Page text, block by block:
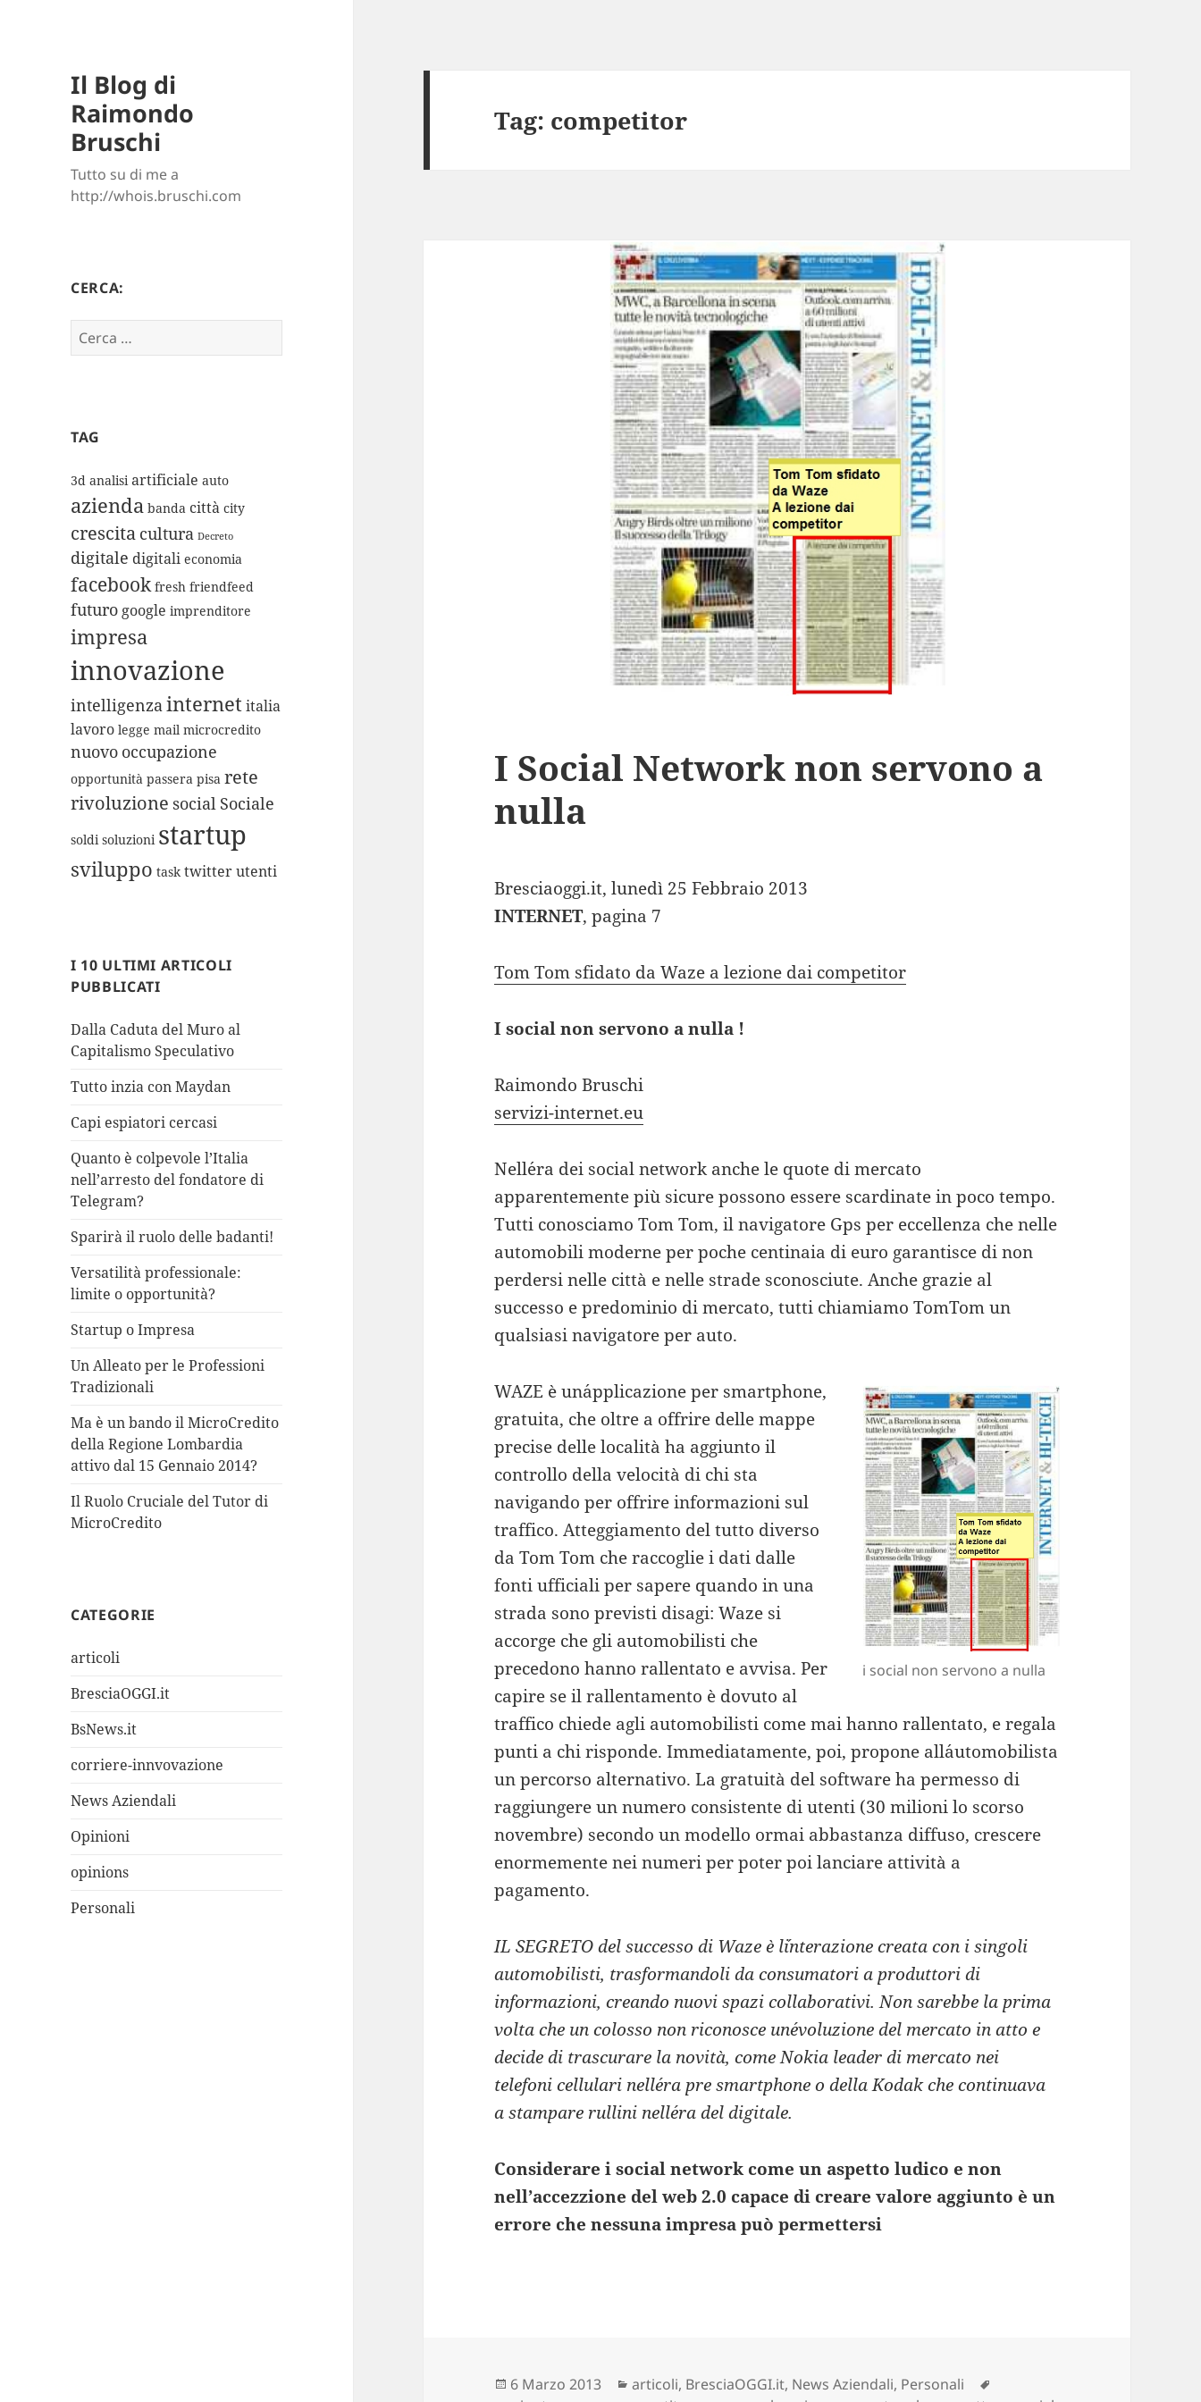
Il Blog di
Raimondo
Bruschi
Tutto su di me a
http://whois.bruschi.com
CERCA:
Ricerca
per:
TAG
3d analisi artificiale auto
azienda banda città city
crescita cultura Decreto
digitale digitali economia
facebook fresh friendfeed
futuro google imprenditore
impresa
innovazione
intelligenzainternetitalia
lavoro legge mail microcredito
nuovo occupazione
opportunità passera pisa rete
rivoluzione social Sociale
soldi soluzioni startup
sviluppo task twitterutenti
I 10 ULTIMI ARTICOLI
PUBBLICATI
Dalla Caduta del Muro al
Capitalismo Speculativo
Tutto inzia con Maydan
Capi espiatori cercasi
Quanto è colpevole l’Italia
nell’arresto del fondatore di
Telegram?
Sparirà il ruolo delle badanti!
Versatilità professionale:
limite o opportunità?
Startup o Impresa
Un Alleato per le Professioni
Tradizionali
Ma è un bando il MicroCredito
della Regione Lombardia
attivo dal 15 Gennaio 2014?
Il Ruolo Cruciale del Tutor di
MicroCredito
CATEGORIE
articoli
BresciaOGGI.it
BsNews.it
corriere-innvovazione
News Aziendali
Opinioni
opinions
Personali
Tag: competitor
I Social Network non servono a
nulla
Bresciaoggi.it, lunedì 25 Febbraio 2013
INTERNET, pagina 7
Tom Tom sfidato da Waze a lezione dai competitor
I social non servono a nulla !
Raimondo Bruschi
servizi-internet.eu
Nell´era dei social network anche le quote di mercato
apparentemente più sicure possono essere scardinate in poco tempo.
Tutti conosciamo Tom Tom, il navigatore Gps per eccellenza che nelle
automobili moderne per poche centinaia di euro garantisce di non
perdersi nelle città e nelle strade sconosciute. Anche grazie al
successo e predominio di mercato, tutti chiamiamo TomTom un
qualsiasi navigatore per auto.
i social non servono a nulla
WAZE è un´applicazione per smartphone,
gratuita, che oltre a offrire delle mappe
precise delle località ha aggiunto il
controllo della velocità di chi sta
navigando per offrire informazioni sul
traffico. Atteggiamento del tutto diverso
da Tom Tom che raccoglie i dati dalle
fonti ufficiali per sapere quando in una
strada sono previsti disagi: Waze si
accorge che gli automobilisti che
precedono hanno rallentato e avvisa. Per
capire se il rallentamento è dovuto al
traffico chiede agli automobilisti come mai hanno rallentato, e regala
punti a chi risponde. Immediatamente, poi, propone all´automobilista
un percorso alternativo. La gratuità del software ha permesso di
raggiungere un numero consistente di utenti (30 milioni lo scorso
novembre) secondo un modello ormai abbastanza diffuso, crescere
enormemente nei numeri per poter poi lanciare attività a
pagamento.
IL SEGRETO del successo di Waze è l´interazione creata con i singoli
automobilisti, trasformandoli da consumatori a produttori di
informazioni, creando nuovi spazi collaborativi. Non sarebbe la prima
volta che un colosso non riconosce un´evoluzione del mercato in atto e
decide di trascurare la novità, come Nokia leader di mercato nei
telefoni cellulari nell´era pre smartphone o della Kodak che continuava
a stampare rullini nell´era del digitale.
Considerare i social network come un aspetto ludico e non
nell’accezzione del web 2.0 capace di creare valore aggiunto è un
errore che nessuna impresa può permettersi
Scritto
6 Marzo 2013 Categorie
articoli, BresciaOGGI.it, News Aziendali, Personali